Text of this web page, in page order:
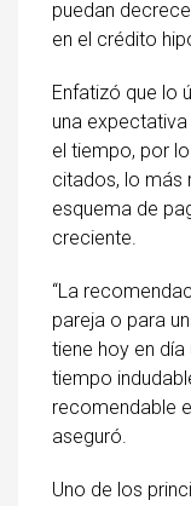
puedan
en el crédito
Enfatizó que lo
una
el tiempo, por
citados, lo más
esquema de
creciente.
“La
pareja o para
tiene hoy en día
tiempo
recomendable
aseguró.
Uno de los